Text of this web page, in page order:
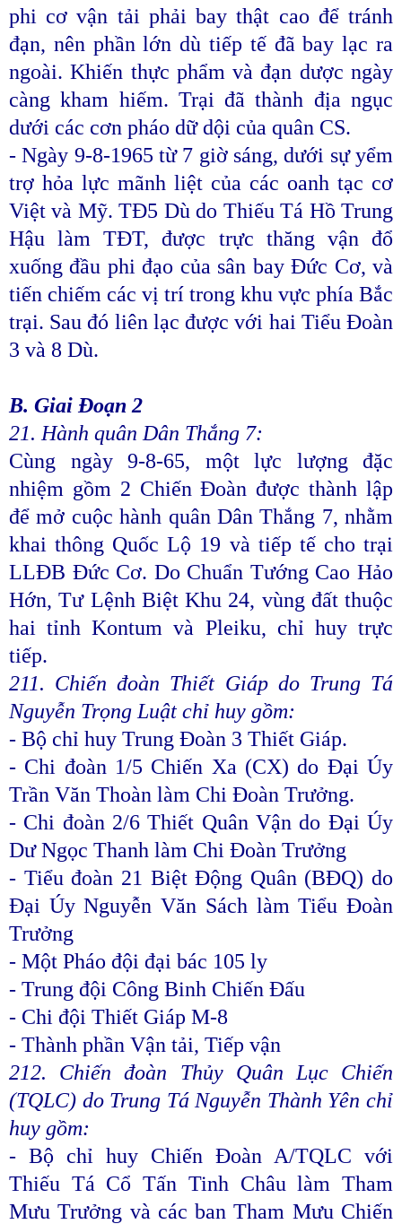
phi cơ vận tải phải bay thật cao để tránh
đạn, nên phần lớn dù tiếp tế đã bay lạc ra
ngoài. Khiến thực phẩm và đạn dược ngày
càng kham hiếm. Trại đã thành địa ngục
dưới các cơn pháo dữ dội của quân CS.
- Ngày 9-8-1965 từ 7 giờ sáng, dưới sự yểm
trợ hỏa lực mãnh liệt của các oanh tạc cơ
Việt và Mỹ. TĐ5 Dù do Thiếu Tá Hồ Trung
Hậu làm TĐT, được trực thăng vận đổ
xuống đầu phi đạo của sân bay Đức Cơ, và
tiến chiếm các vị trí trong khu vực phía Bắc
trại. Sau đó liên lạc được với hai Tiểu Đoàn
3 và 8 Dù.
B. Giai Đoạn 2
21. Hành quân Dân Thắng 7:
Cùng ngày 9-8-65, một lực lượng đặc
nhiệm gồm 2 Chiến Đoàn được thành lập
để mở cuộc hành quân Dân Thắng 7, nhằm
khai thông Quốc Lộ 19 và tiếp tế cho trại
LLĐB Đức Cơ. Do Chuẩn Tướng Cao Hảo
Hớn, Tư Lệnh Biệt Khu 24, vùng đất thuộc
hai tỉnh Kontum và Pleiku, chỉ huy trực
tiếp.
211. Chiến đoàn Thiết Giáp do Trung Tá
Nguyễn Trọng Luật chỉ huy gồm:
- Bộ chỉ huy Trung Đoàn 3 Thiết Giáp.
- Chi đoàn 1/5 Chiến Xa (CX) do Đại Úy
Trần Văn Thoàn làm Chi Đoàn Trưởng.
- Chi đoàn 2/6 Thiết Quân Vận do Đại Úy
Dư Ngọc Thanh làm Chi Đoàn Trưởng
- Tiểu đoàn 21 Biệt Động Quân (BĐQ) do
Đại Úy Nguyễn Văn Sách làm Tiểu Đoàn
Trưởng
- Một Pháo đội đại bác 105 ly
- Trung đội Công Binh Chiến Đấu
- Chi đội Thiết Giáp M-8
- Thành phần Vận tải, Tiếp vận
212. Chiến đoàn Thủy Quân Lục Chiến
(TQLC) do Trung Tá Nguyễn Thành Yên chỉ
huy gồm:
- Bộ chỉ huy Chiến Đoàn A/TQLC với
Thiếu Tá Cổ Tấn Tinh Châu làm Tham
Mưu Trưởng và các ban Tham Mưu Chiến